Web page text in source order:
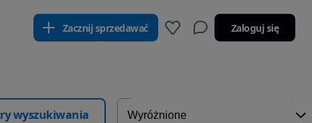
Zacznij sprzedawać Zaloguj się
wyszukiwania